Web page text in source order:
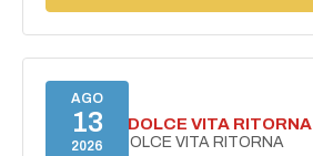
AGO
13
2026
FORIO LA DOLCE VITA RITORNA
FORIO LA DOLCE VITA RITORNA